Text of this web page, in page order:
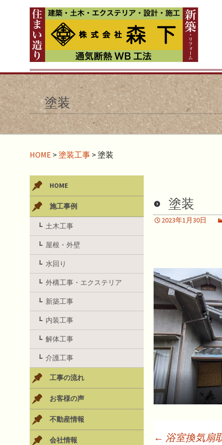
塗装
HOME > 塗装工事 > 塗装
塗装
2023年1月30日
← 浴室換気扇
HOME
施工事例
土木工事
屋根・外壁
水回り
外構工事・エクステリア
新築工事
内装工事
解体工事
介護工事
工事の流れ
お客様の声
不動産情報
会社情報